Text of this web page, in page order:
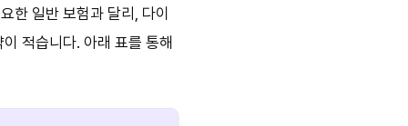
한 일반 보험과 달리, 다이
적습니다. 아래 표를 통해